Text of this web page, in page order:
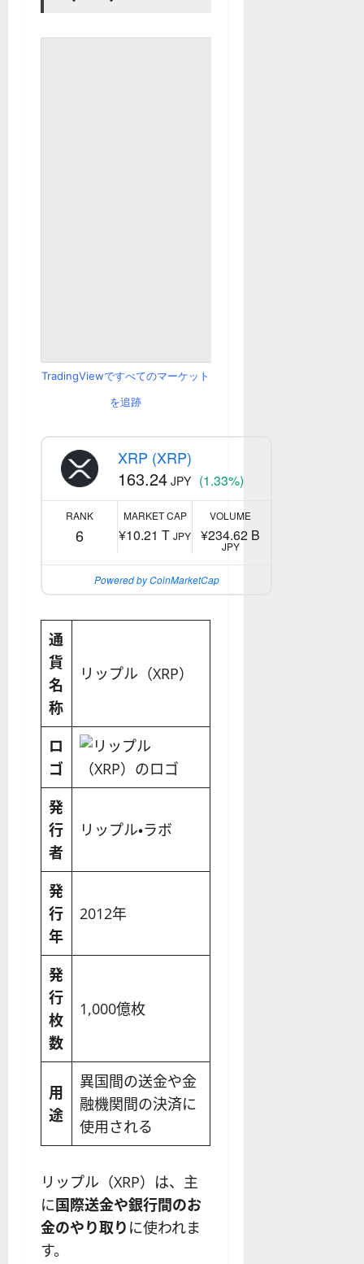
TradingViewですべてのマーケット
を追跡
XRP (XRP)
163.24 JPY (1.33%)
RANK
6
MARKET CAP
¥10.21 TJPY
VOLUME
¥234.62 B
JPY
Powered by CoinMarketCap
通
貨
名
称
リップル（XRP）
ロ
ゴ
発
行
者
リップル・ラボ
発
行
年
2012年
発
行
枚
数
1,000億枚
用
途
異国間の送金や金
融機関間の決済に
使用される
リップル（XRP）は、主
に国際送金や銀行間のお
金のやり取り に使われま
す。